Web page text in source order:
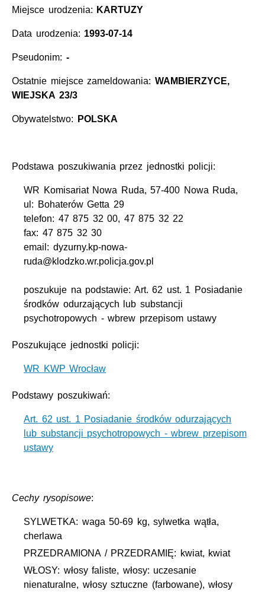
Miejsce urodzenia: KARTUZY
Data urodzenia: 1993-07-14
Pseudonim: -
Ostatnie miejsce zameldowania: WAMBIERZYCE,
WIEJSKA 23/3
Obywatelstwo: POLSKA
Podstawa poszukiwania przez jednostki policji:
WR Komisariat Nowa Ruda, 57-400 Nowa Ruda,
ul: Bohaterów Getta 29
telefon: 47 875 32 00, 47 875 32 22
fax: 47 875 32 30
email: dyzurny.kp-nowa-
ruda@klodzko.wr.policja.gov.pl
poszukuje na podstawie: Art. 62 ust. 1 Posiadanie
środków odurzających lub substancji
psychotropowych - wbrew przepisom ustawy
Poszukujące jednostki policji:
WR KWP Wrocław
Podstawy poszukiwań:
Art. 62 ust. 1 Posiadanie środków odurzających
lub substancji psychotropowych - wbrew przepisom
ustawy
Cechy rysopisowe:
SYLWETKA: waga 50-69 kg, sylwetka wątła,
cherlawa
PRZEDRAMIONA / PRZEDRAMIĘ: kwiat, kwiat
WŁOSY: włosy faliste, włosy: uczesanie
nienaturalne, włosy sztuczne (farbowane), włosy